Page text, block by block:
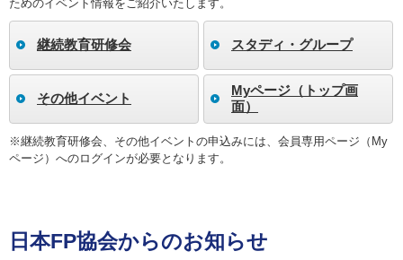
ためのイベント情報をご紹介いたします。
継続教育研修会 スタディ・グループ
その他イベント
Myページ（トップ画
面）
※継続教育研修会、その他イベントの申込みには、会員専用ページ（My
ページ）へのログインが必要となります。
日本FP協会からのお知らせ